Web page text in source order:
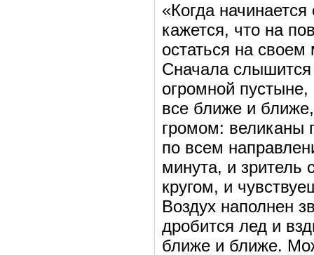
«Когда
кажется, что на
остаться на своем
Сначала
огромной пустыне,
все ближе и
громом: великаны
по всем
минута, и зритель
кругом, и
Воздух наполнен
дробится лед и
ближе и ближе.